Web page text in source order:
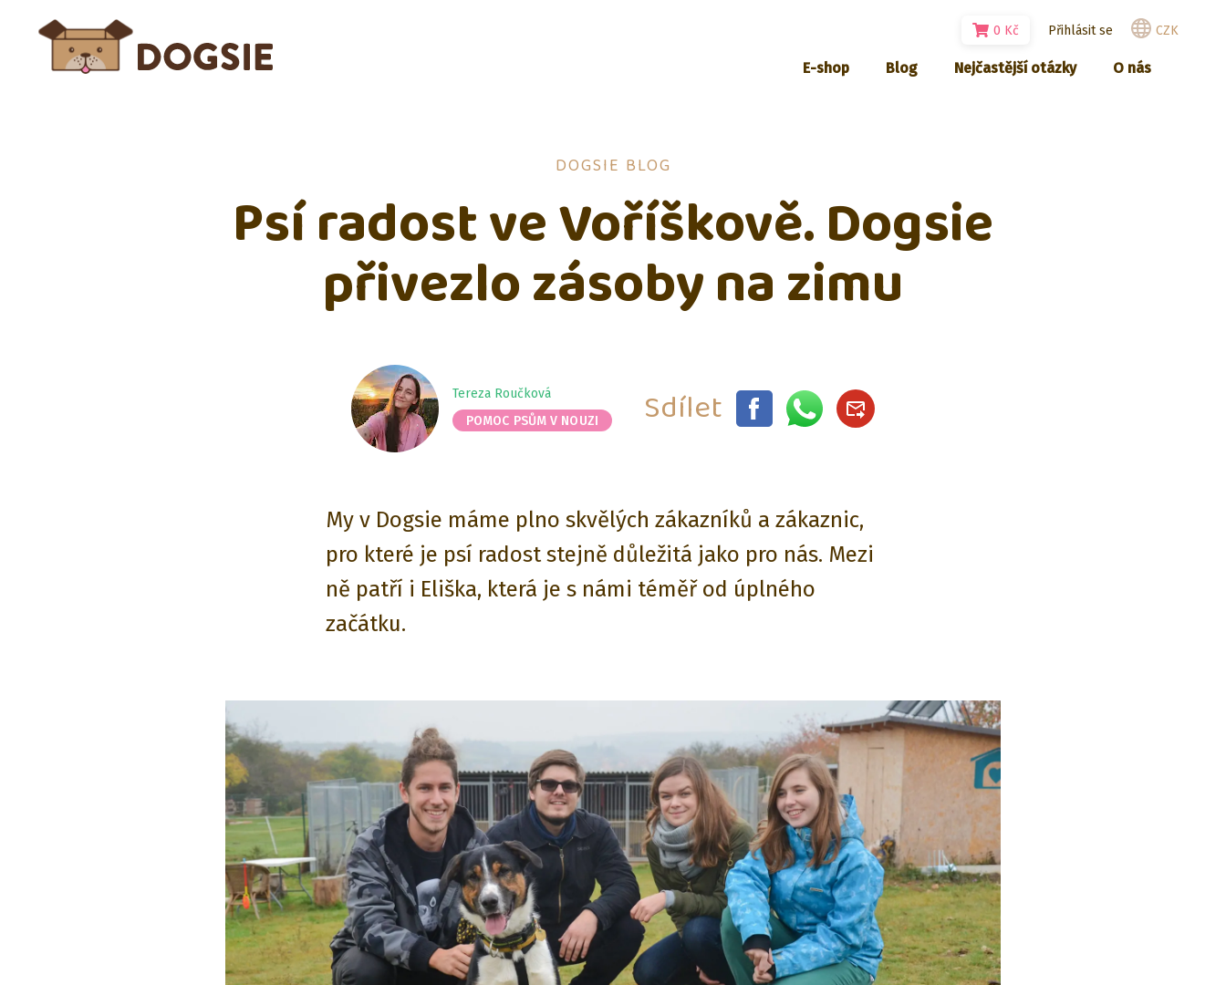
E-shop Blog Nejčastější otázky O nás
0 Kč Přihlásit se CZK
DOGSIE BLOG
Psí radost ve Voříškově. Dogsie
přivezlo zásoby na zimu
Tereza Roučková
POMOC PSŮM V NOUZI
Sdílet
My v Dogsie máme plno skvělých zákazníků a zákaznic,
pro které je psí radost stejně důležitá jako pro nás. Mezi
ně patří i Eliška, která je s námi téměř od úplného
začátku.